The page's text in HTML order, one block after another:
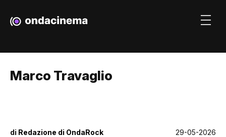
Marco Travaglio
di Redazione di OndaRock 29-05-2026